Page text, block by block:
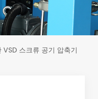
VSD 스크류 공기 압축기